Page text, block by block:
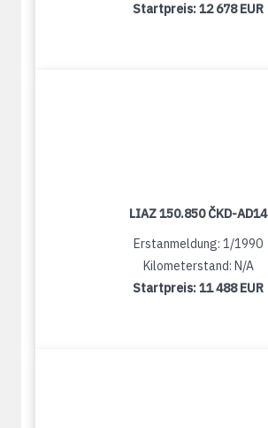
Startpreis:12 678 EUR
LIAZ 150.850 ČKD-AD14
Erstanmeldung: 1/1990
Kilometerstand: N/A
Startpreis:11 488 EUR